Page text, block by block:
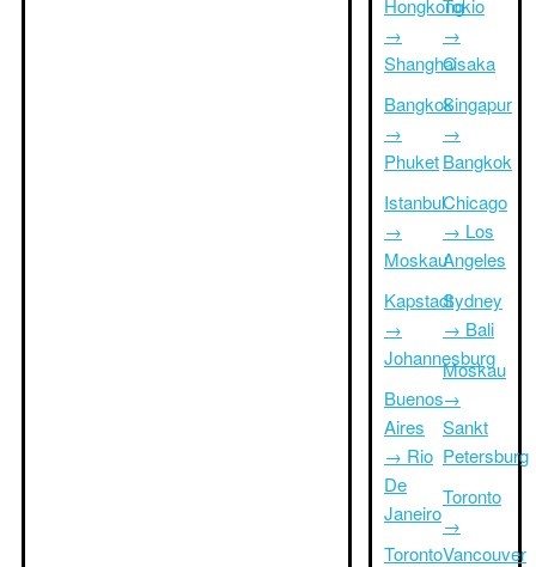
Hongkong
→
Shanghai
Bangkok
→
Phuket
Istanbul
→
Moskau
Kapstadt
→
Johannesburg
Buenos
Aires
→ Rio
De
Janeiro
Toronto
Tokio
→
Osaka
Singapur
→
Bangkok
Chicago
→ Los
Angeles
Sydney
→ Bali
Moskau
→
Sankt
Petersburg
Toronto
→
Vancouver